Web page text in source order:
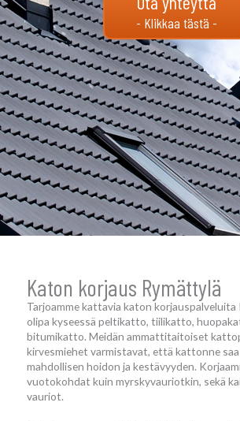
Katon korjaus Rymättylä
Tarjoamme kattavia katon korjauspalveluita
olipa kyseessä peltikatto, tiilikatto,
bitumikatto. Meidän ammattitaitoiset
kirvesmiehet varmistavat, että kattonne saa
mahdollisen hoidon ja kestävyyden.
vuotokohdat kuin myrskyvauriotkin, sekä
vauriot.